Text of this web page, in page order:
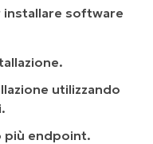
installare software
utilizzando
più endpoint.